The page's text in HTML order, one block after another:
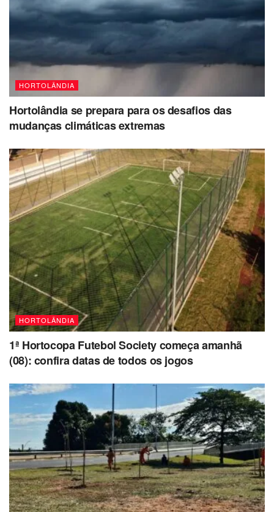
HORTOLÂNDIA
Hortolândia se prepara para os desafios das
mudanças climáticas extremas
HORTOLÂNDIA
1ª Hortocopa Futebol Society começa amanhã
(08): confira datas de todos os jogos